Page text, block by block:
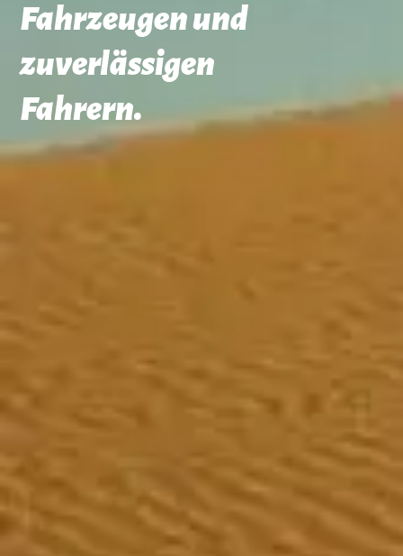
Fahrzeugen und
zuverlässigen
Fahrern.